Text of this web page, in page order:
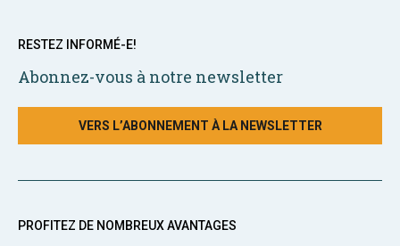
RESTEZ INFORMÉ-E!
Abonnez-vous à notre newsletter
VERS L’ABONNEMENT À LA NEWSLETTER
PROFITEZ DE NOMBREUX AVANTAGES